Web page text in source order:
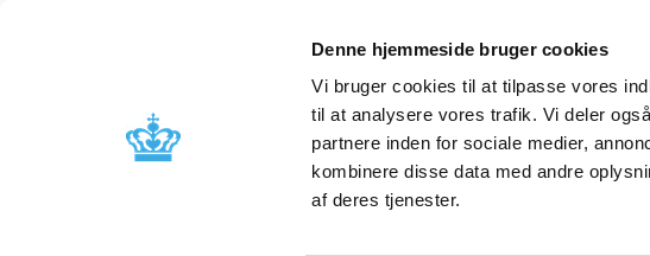
Denne hjemmeside bruger cookies
Vi bruger cookies til at tilpasse vores
til at analysere vores trafik. Vi deler
partnere inden for sociale medier,
kombinere disse data med andre
af deres tjenester.
Godkendelse og
Bivirkninger og
produktinformation